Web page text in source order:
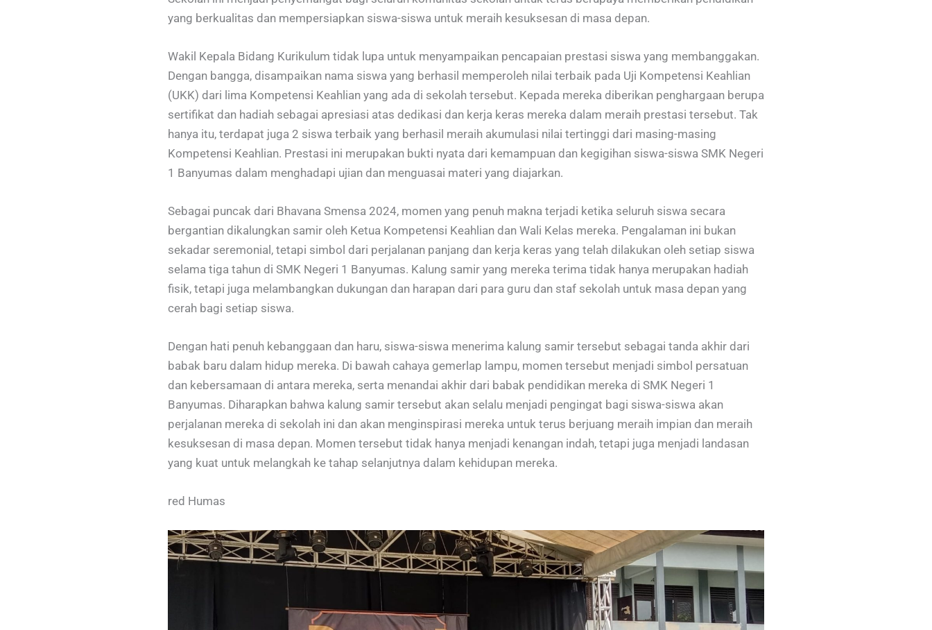
yang berkualitas dan mempersiapkan siswa-siswa untuk meraih kesuksesan di masa depan.
Wakil Kepala Bidang Kurikulum tidak lupa untuk menyampaikan pencapaian prestasi siswa yang membanggakan.
Dengan bangga, disampaikan nama siswa yang berhasil memperoleh nilai terbaik pada Uji Kompetensi Keahlian
(UKK) dari lima Kompetensi Keahlian yang ada di sekolah tersebut. Kepada mereka diberikan penghargaan berupa
sertifikat dan hadiah sebagai apresiasi atas dedikasi dan kerja keras mereka dalam meraih prestasi tersebut. Tak
hanya itu, terdapat juga 2 siswa terbaik yang berhasil meraih akumulasi nilai tertinggi dari masing-masing
Kompetensi Keahlian. Prestasi ini merupakan bukti nyata dari kemampuan dan kegigihan siswa-siswa SMK Negeri
1 Banyumas dalam menghadapi ujian dan menguasai materi yang diajarkan.
Sebagai puncak dari Bhavana Smensa 2024, momen yang penuh makna terjadi ketika seluruh siswa secara
bergantian dikalungkan samir oleh Ketua Kompetensi Keahlian dan Wali Kelas mereka. Pengalaman ini bukan
sekadar seremonial, tetapi simbol dari perjalanan panjang dan kerja keras yang telah dilakukan oleh setiap siswa
selama tiga tahun di SMK Negeri 1 Banyumas. Kalung samir yang mereka terima tidak hanya merupakan hadiah
fisik, tetapi juga melambangkan dukungan dan harapan dari para guru dan staf sekolah untuk masa depan yang
cerah bagi setiap siswa.
Dengan hati penuh kebanggaan dan haru, siswa-siswa menerima kalung samir tersebut sebagai tanda akhir dari
babak baru dalam hidup mereka. Di bawah cahaya gemerlap lampu, momen tersebut menjadi simbol persatuan
dan kebersamaan di antara mereka, serta menandai akhir dari babak pendidikan mereka di SMK Negeri 1
Banyumas. Diharapkan bahwa kalung samir tersebut akan selalu menjadi pengingat bagi siswa-siswa akan
perjalanan mereka di sekolah ini dan akan menginspirasi mereka untuk terus berjuang meraih impian dan meraih
kesuksesan di masa depan. Momen tersebut tidak hanya menjadi kenangan indah, tetapi juga menjadi landasan
yang kuat untuk melangkah ke tahap selanjutnya dalam kehidupan mereka.
red Humas